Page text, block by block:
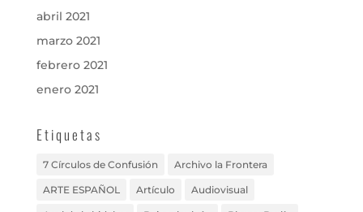
abril 2021
marzo 2021
febrero 2021
enero 2021
Etiquetas
7 Círculos de Confusión Archivo la Frontera
ARTE ESPAÑOL Artículo Audiovisual